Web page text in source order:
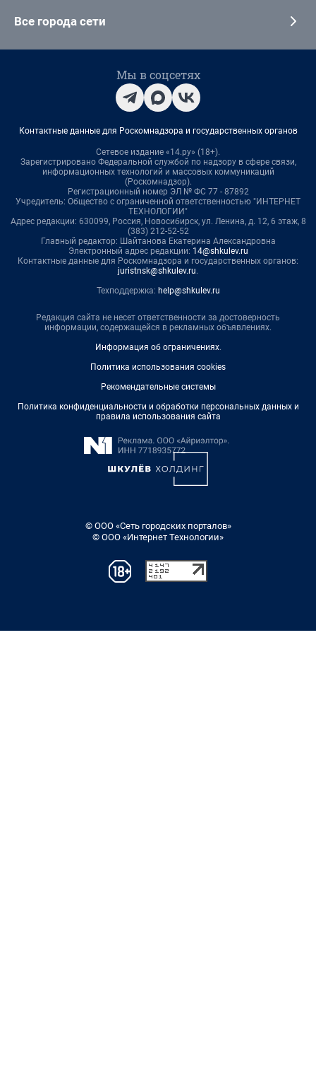
Все города сети
Мы в соцсетях
Контактные данные для Роскомнадзора и государственных органов
Сетевое издание «14.ру» (18+).
Зарегистрировано Федеральной службой по надзору в сфере связи,
информационных технологий и массовых коммуникаций
(Роскомнадзор).
Регистрационный номер ЭЛ № ФС 77 - 87892
Учредитель: Общество с ограниченной ответственностью "ИНТЕРНЕТ
ТЕХНОЛОГИИ"
Адрес редакции: 630099, Россия, Новосибирск, ул. Ленина, д. 12, 6 этаж, 8
(383) 212-52-52
Главный редактор: Шайтанова Екатерина Александровна
Электронный адрес редакции: 14@shkulev.ru
Контактные данные для Роскомнадзора и государственных органов:
juristnsk@shkulev.ru.
Техподдержка: help@shkulev.ru
Редакция сайта не несет ответственности за достоверность
информации, содержащейся в рекламных объявлениях.
Информация об ограничениях.
Политика использования cookies
Рекомендательные системы
Политика конфиденциальности и обработки персональных данных и
правила использования сайта
© ООО «Сеть городских порталов»
© ООО «Интернет Технологии»